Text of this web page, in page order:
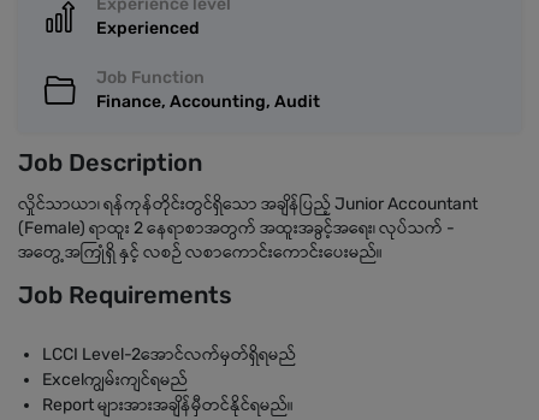
Experience level
Experienced
Job Function
Finance, Accounting, Audit
Job Description
လှိုင်သာယာ၊ ရန်ကုန်တိုင်းတွင်ရှိသော အချိန်ပြည့် Junior Accountant
(Female) ရာထူး 2 နေရာစာအတွက် အထူးအခွင့်အရေး၊ လုပ်သက် -
အတွေ့အကြုံရှိ နှင့် လစဉ် လစာကောင်းကောင်းပေးမည်။
Job Requirements
LCCI Level-2အောင်လက်မှတ်ရှိရမည်
Excelကျွမ်းကျင်ရမည်
Report များအားအချိန်မှီတင်နိုင်ရမည်။